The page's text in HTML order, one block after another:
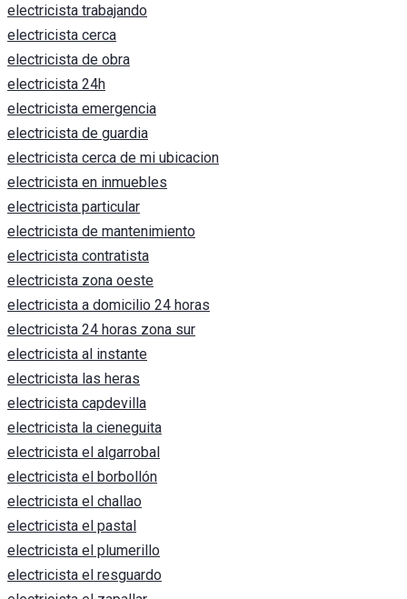
electricista trabajando
electricista cerca
electricista de obra
electricista 24h
electricista emergencia
electricista de guardia
electricista cerca de mi ubicacion
electricista en inmuebles
electricista particular
electricista de mantenimiento
electricista contratista
electricista zona oeste
electricista a domicilio 24 horas
electricista 24 horas zona sur
electricista al instante
electricista las heras
electricista capdevilla
electricista la cieneguita
electricista el algarrobal
electricista el borbollón
electricista el challao
electricista el pastal
electricista el plumerillo
electricista el resguardo